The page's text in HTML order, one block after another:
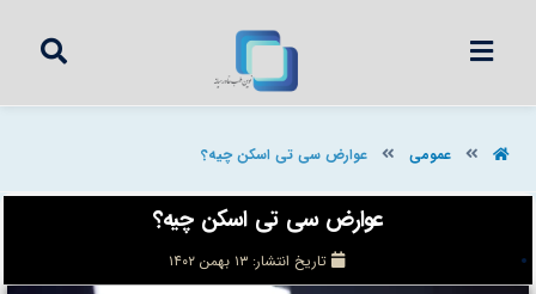
عمومی عوارض سی تی اسکن چیه؟
عوارض سی تی اسکن چیه؟
تاریخ انتشار: ۱۳ بهمن ۱۴۰۲